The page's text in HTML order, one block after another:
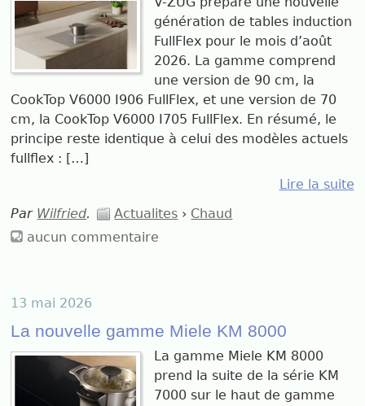
génération de tables induction
FullFlex pour le mois d’août
2026. La gamme comprend
une version de 90 cm, la
CookTop V6000 I906 FullFlex, et une version de 70
cm, la CookTop V6000 I705 FullFlex. En résumé, le
principe reste identique à celui des modèles actuels
fullflex : […]
Lire la suite
Par Wilfried. Actualites › Chaud
aucun commentaire
13 mai 2026
La nouvelle gamme Miele KM 8000
La gamme Miele KM 8000
prend la suite de la série KM
7000 sur le haut de gamme